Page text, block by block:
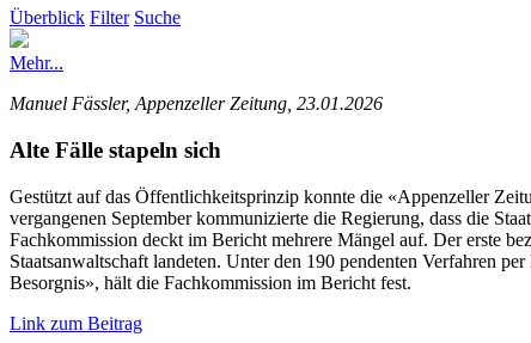
Überblick Filter Suche
Mehr...
Manuel Fässler, Appenzeller Zeitung, 23.01.2026
Alte Fälle stapeln sich
Gestützt auf das Öffentlichkeitsprinzip konnte die «Appenzeller
vergangenen September kommunizierte die Regierung, dass die
Fachkommission deckt im Bericht mehrere Mängel auf. Der erste
Staatsanwaltschaft landeten. Unter den 190 pendenten Verfahren
Besorgnis», hält die Fachkommission im Bericht fest.
Link zum Beitrag